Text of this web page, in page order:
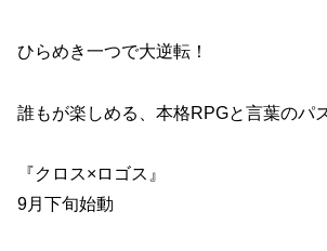
ひらめき一つで大逆転！
誰もが楽しめる、本格RPGと言葉のパ
『クロス×ロゴス』
9月下旬始動